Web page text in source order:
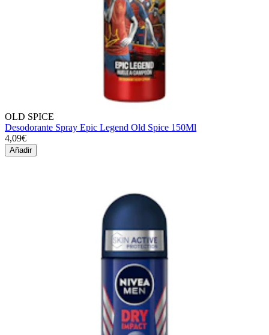
OLD SPICE
Desodorante Spray Epic Legend Old Spice 150Ml
4,09€
Añadir